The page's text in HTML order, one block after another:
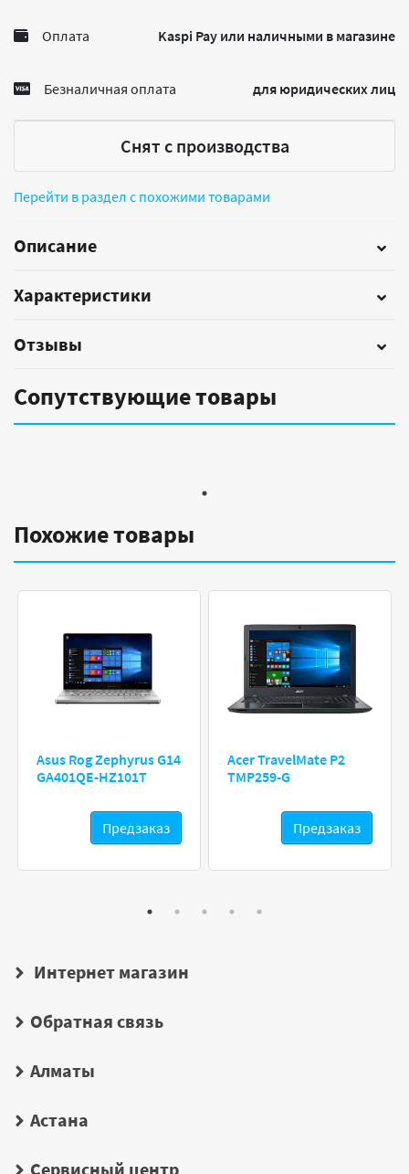
Оплата Kaspi Pay или наличными в магазине
Безналичная оплата для юридических лиц
Снят с производства
Перейти в раздел с похожими товарами
Описание
Характеристики
Отзывы
Сопутствующие товары
Похожие товары
Asus Rog Zephyrus G14
GA401QE-HZ101T
Предзаказ
Acer TravelMate P2
TMP259-G
Предзаказ
Интернет магазин
Обратная связь
Алматы
Астана
Сервисный центр